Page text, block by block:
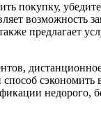
покупку,
возможность
предлагает
сэкономить
недорого,